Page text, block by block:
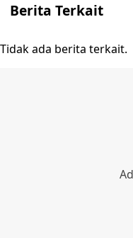
Berita Terkait
Tidak ada berita terkait.